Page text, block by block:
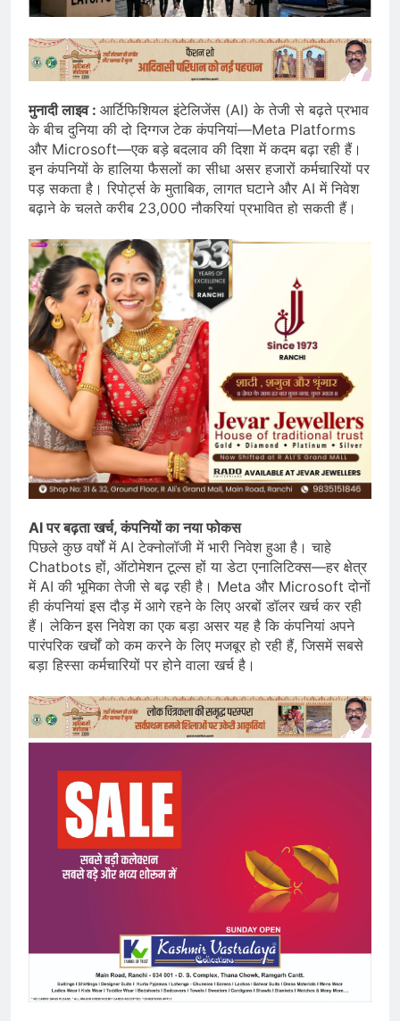
मुनादी लाइव : आर्टिफिशियल इंटेलिजेंस (AI) के तेजी से बढ़ते प्रभाव
के बीच दुनिया की दो दिग्गज टेक कंपनियां—Meta Platforms
और Microsoft—एक बड़े बदलाव की दिशा में कदम बढ़ा रही हैं।
इन कंपनियों के हालिया फैसलों का सीधा असर हजारों कर्मचारियों पर
पड़ सकता है। रिपोर्ट्स के मुताबिक, लागत घटाने और AI में निवेश
बढ़ाने के चलते करीब 23,000 नौकरियां प्रभावित हो सकती हैं।
AI पर बढ़ता खर्च, कंपनियों का नया फोकस
पिछले कुछ वर्षों में AI टेक्नोलॉजी में भारी निवेश हुआ है। चाहे
Chatbots हों, ऑटोमेशन टूल्स हों या डेटा एनालिटिक्स—हर क्षेत्र
में AI की भूमिका तेजी से बढ़ रही है। Meta और Microsoft दोनों
ही कंपनियां इस दौड़ में आगे रहने के लिए अरबों डॉलर खर्च कर रही
हैं। लेकिन इस निवेश का एक बड़ा असर यह है कि कंपनियां अपने
पारंपरिक खर्चों को कम करने के लिए मजबूर हो रही हैं, जिसमें सबसे
बड़ा हिस्सा कर्मचारियों पर होने वाला खर्च है।